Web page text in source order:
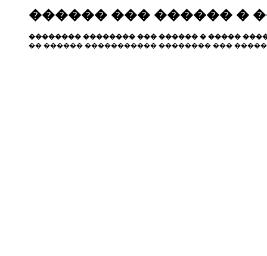
������ ��� ������ �
�������� �������� ��� ������ � �����
�� ������ ����������� �������� ���